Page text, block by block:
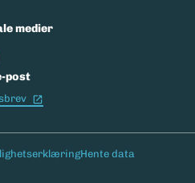
medier
post
Hente data